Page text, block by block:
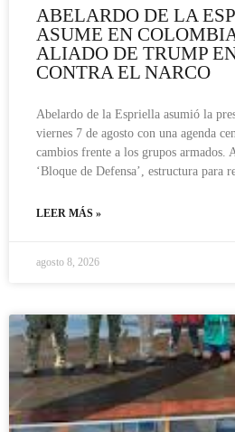
ABELARDO DE LA
ASUME EN
ALIADO DE TRUMP
CONTRA EL NARCO
Abelardo de la Espriella asumió la
viernes 7 de agosto con una agenda
cambios frente a los grupos armados.
‘Bloque de Defensa’, estructura para
LEER MÁS »
agosto 8, 2026